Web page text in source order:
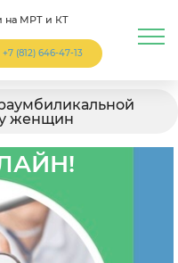
на МРТ и КТ
+7 (812) 646-47-13
женщин